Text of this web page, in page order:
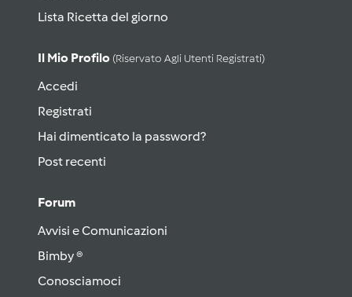
Lista Ricetta del giorno
Il Mio Profilo (riservato Agli Utenti Registrati)
Accedi
Registrati
Hai dimenticato la password?
Post recenti
Forum
Avvisi e Comunicazioni
Bimby ®
Conosciamoci